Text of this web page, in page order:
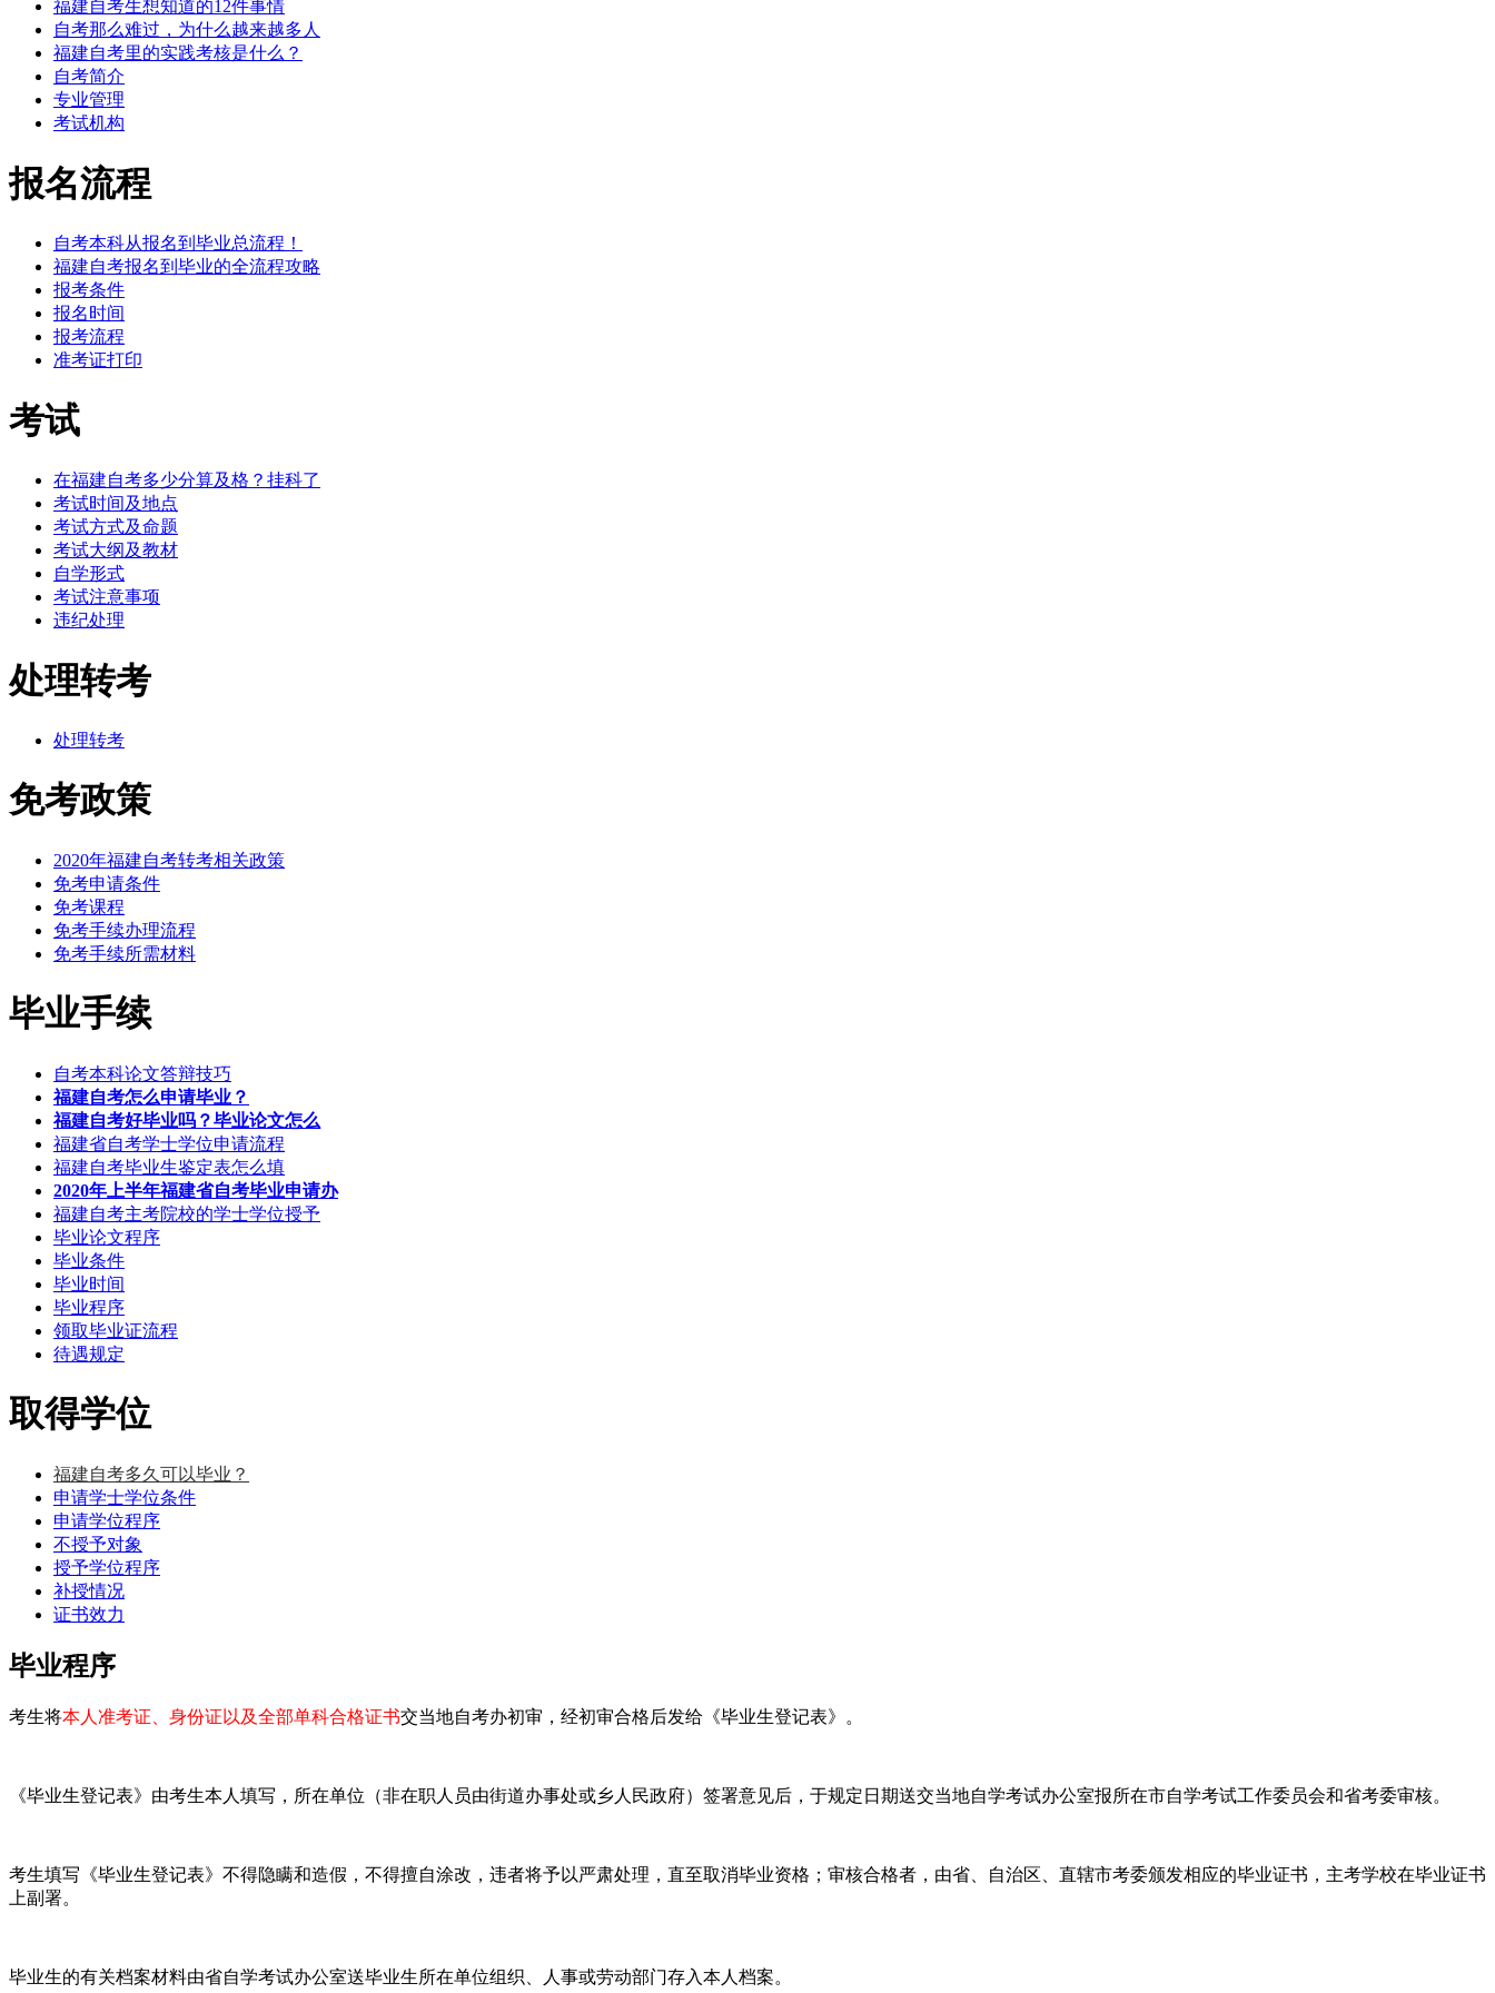
福建自考生想知道的12件事情
自考那么难过，为什么越来越多人
福建自考里的实践考核是什么？
自考简介
专业管理
考试机构
报名流程
自考本科从报名到毕业总流程！
福建自考报名到毕业的全流程攻略
报考条件
报名时间
报考流程
准考证打印
考试
在福建自考多少分算及格？挂科了
考试时间及地点
考试方式及命题
考试大纲及教材
自学形式
考试注意事项
违纪处理
处理转考
处理转考
免考政策
2020年福建自考转考相关政策
免考申请条件
免考课程
免考手续办理流程
免考手续所需材料
毕业手续
自考本科论文答辩技巧
福建自考怎么申请毕业？
福建自考好毕业吗？毕业论文怎么
福建省自考学士学位申请流程
福建自考毕业生鉴定表怎么填
2020年上半年福建省自考毕业申请办
福建自考主考院校的学士学位授予
毕业论文程序
毕业条件
毕业时间
毕业程序
领取毕业证流程
待遇规定
取得学位
福建自考多久可以毕业？
申请学士学位条件
申请学位程序
不授予对象
授予学位程序
补授情况
证书效力
毕业程序
考生将本人准考证、身份证以及全部单科合格证书交当地自考办初审，经初审合格后发给《毕业生登记表》。
《毕业生登记表》由考生本人填写，所在单位（非在职人员由街道办事处或乡人民政府）签署意见后，于规定日期送交当地自学考试办公室报所在市自学考试工作委员会和省考委审核。
考生填写《毕业生登记表》不得隐瞒和造假，不得擅自涂改，违者将予以严肃处理，直至取消毕业资格；审核合格者，由省、自治区、直辖市考委颁发相应的毕业证书，主考学校在毕业证书
上副署。
毕业生的有关档案材料由省自学考试办公室送毕业生所在单位组织、人事或劳动部门存入本人档案。